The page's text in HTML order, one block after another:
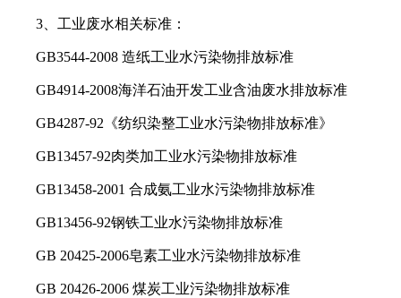
3、工业废水相关标准：
GB3544-2008 造纸工业水污染物排放标准
GB4914-2008海洋石油开发工业含油废水排放标准
GB4287-92《纺织染整工业水污染物排放标准》
GB13457-92肉类加工业水污染物排放标准
GB13458-2001 合成氨工业水污染物排放标准
GB13456-92钢铁工业水污染物排放标准
GB 20425-2006皂素工业水污染物排放标准
GB 20426-2006 煤炭工业污染物排放标准